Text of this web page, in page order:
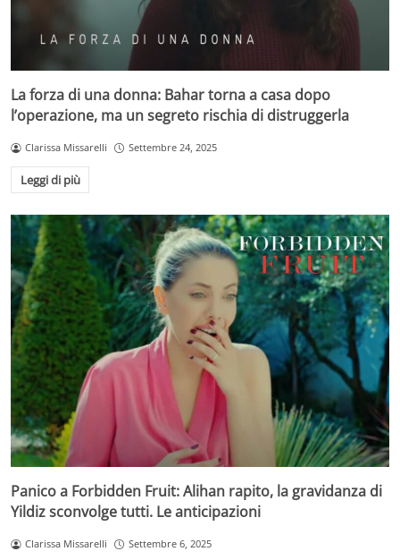
La forza di una donna: Bahar torna a casa dopo
l’operazione, ma un segreto rischia di distruggerla
Clarissa Missarelli Settembre 24, 2025
Leggi di più
Panico a Forbidden Fruit: Alihan rapito, la gravidanza di
Yildiz sconvolge tutti. Le anticipazioni
Clarissa Missarelli Settembre 6, 2025